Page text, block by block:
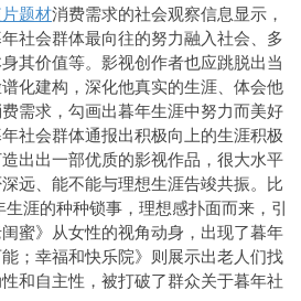
题材消费需求的社会观察信息显示，
社会群体最向往的努力融入社会、多
其价值等。影视创作者也应跳脱出当
化建构，深化他真实的生涯、体会他
需求，勾画出暮年生涯中努力而美好
社会群体通报出积极向上的生涯积极
出出一部优质的影视作品，很大水平
远、能不能与理想生涯告竣共振。比
涯的种种锁事，理想感扑面而来，引
蜜》从女性的视角动身，出现了暮年
；幸福和快乐院》则展示出老人们找
和自主性，被打破了群众关于暮年社